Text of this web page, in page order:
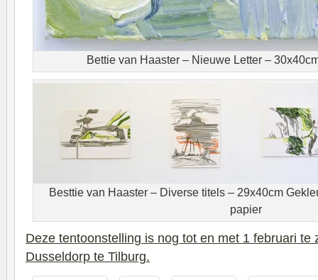
Bettie van Haaster – Nieuwe Letter –
Besttie van Haaster – Diverse titels – 29x40cm
papier
Deze tentoonstelling is nog tot en met 1 februari te
Dusseldorp te Tilburg.